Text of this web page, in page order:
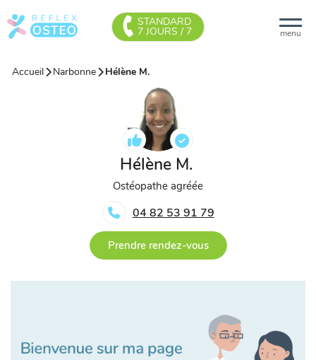
menu
STANDARD
7 JOURS / 7
Accueil Narbonne Hélène M.
Hélène M.
Ostéopathe agréée
04 82 53 91 79
Prendre rendez-vous